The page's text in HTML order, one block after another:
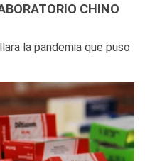
CHINO
la pandemia que puso